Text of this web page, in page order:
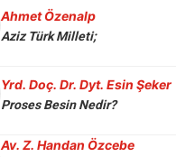
Ahmet Özenalp
Aziz Türk Milleti;
Yrd. Doç. Dr. Dyt. Esin Şeker
Proses Besin Nedir?
Av. Z. Handan Özcebe